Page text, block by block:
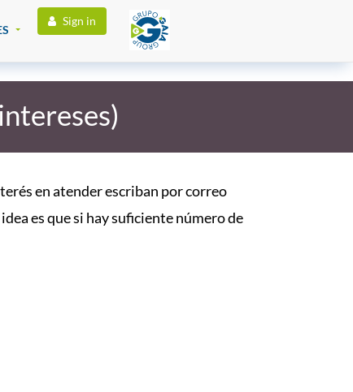
Sign in
en atender escriban por correo
es que si hay suficiente número de